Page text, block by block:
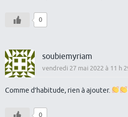
0
soubiemyriam
vendredi 27 mai 2022 à 11 h
Comme d’habitude, rien à ajouter.
0